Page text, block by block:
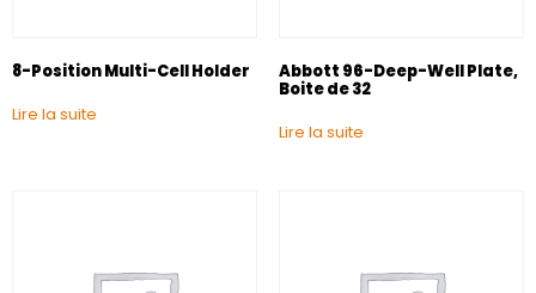
8-Position Multi-Cell Holder
Lire la suite
Abbott 96-Deep-Well Plate,
Boite de 32
Lire la suite